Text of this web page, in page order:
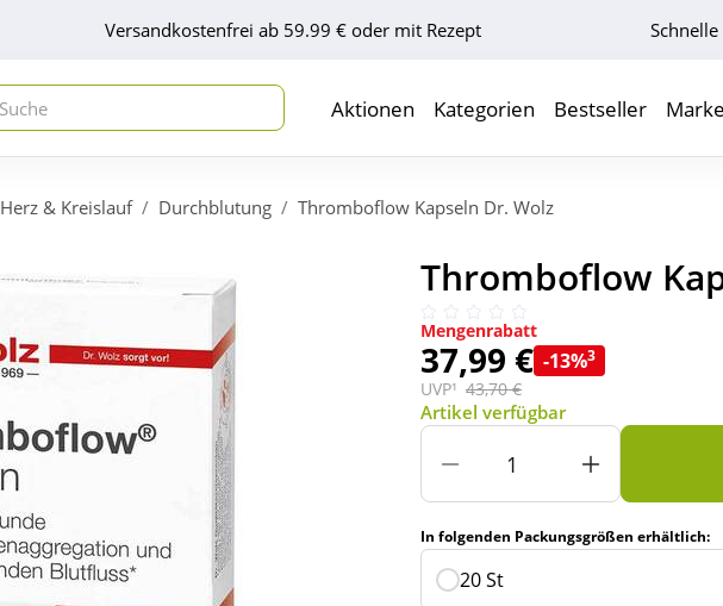
Versandkostenfrei ab 59.99 € oder mit Rezept
Aktionen Kategorien Bestseller
Herz & Kreislauf Durchblutung Thromboflow Kapseln Dr. Wolz
Thromboflow
Mengenrabatt
37,99 € -13%3
UVP¹ 43,70 €
Artikel verfügbar
In folgenden Packungsgrößen erhältlich:
20 St